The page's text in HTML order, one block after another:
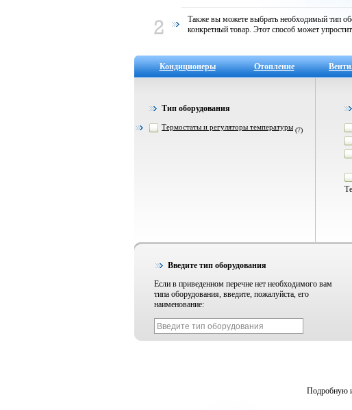
Также вы можете выбрать необходимый тип
конкретный товар. Этот способ может
Кондиционеры Отопление
Тип оборудования
Термостаты и регуляторы температуры (7)
Введите тип оборудования
Если в приведенном перечне нет необходимого вам
типа оборудования, введите, пожалуйста, его
наименование:
Подробную